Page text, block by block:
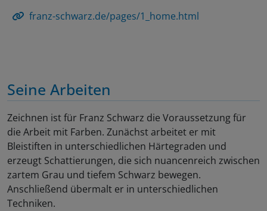
franz-schwarz.de/pages/1_home.html
Seine Arbeiten
Zeichnen ist für Franz Schwarz die Voraussetzung für
die Arbeit mit Farben. Zunächst arbeitet er mit
Bleistiften in unterschiedlichen Härtegraden und
erzeugt Schattierungen, die sich nuancenreich zwischen
zartem Grau und tiefem Schwarz bewegen.
Anschließend übermalt er in unterschiedlichen
Techniken.